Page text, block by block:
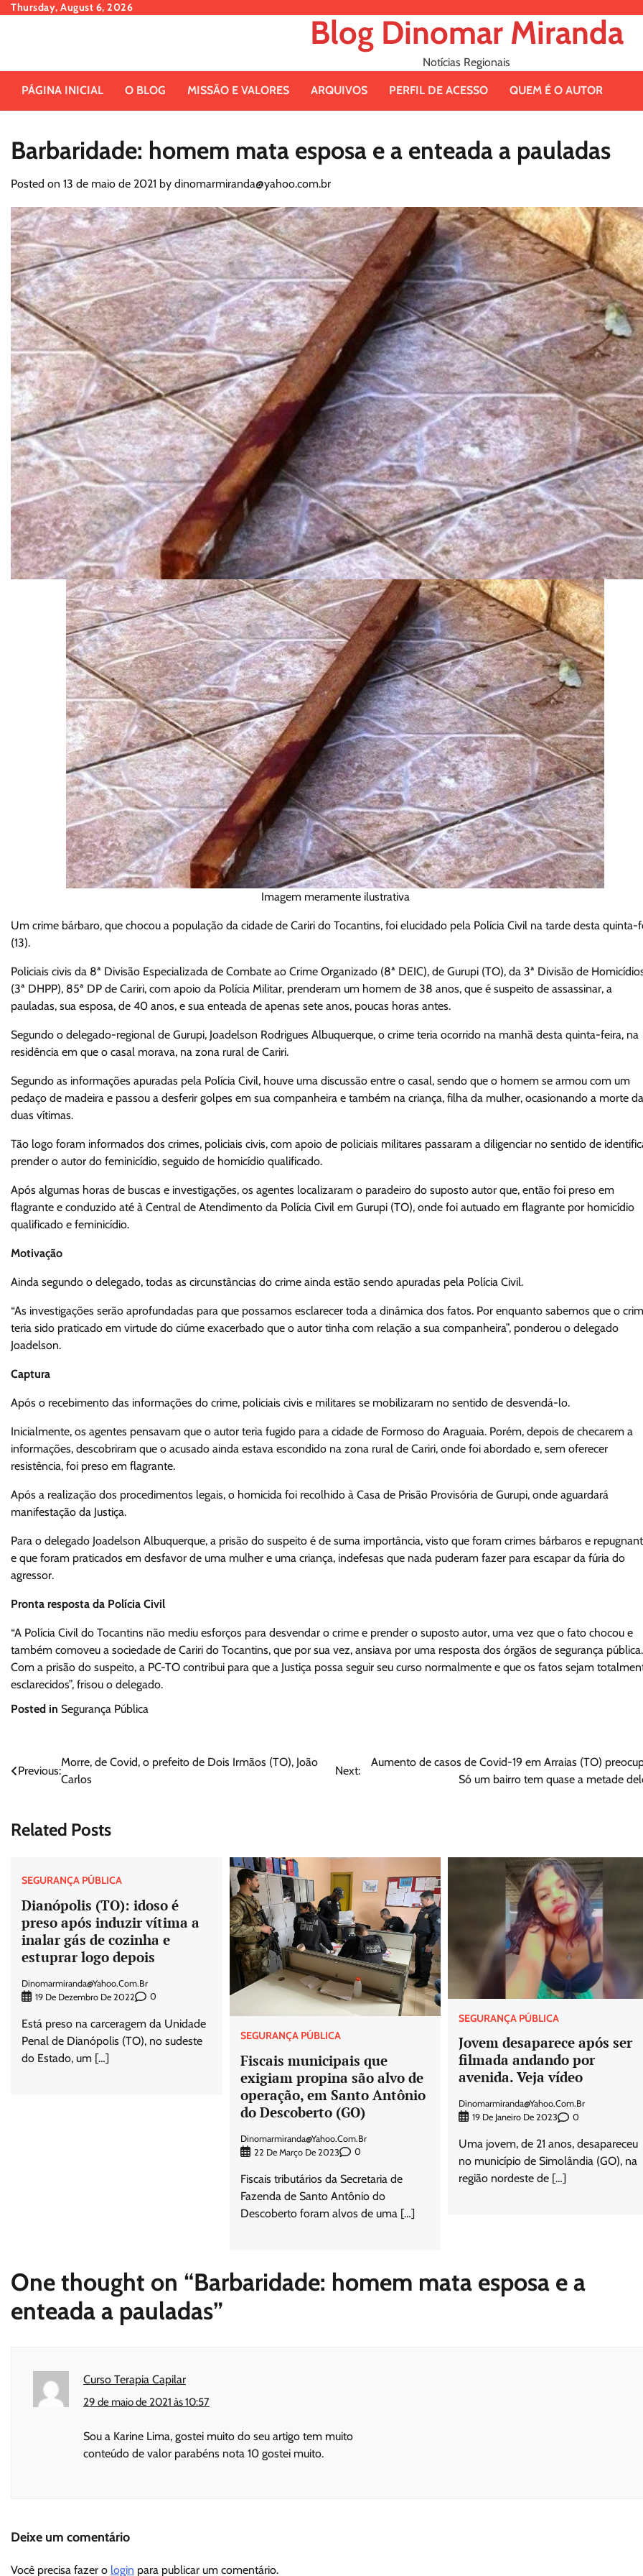
SkipThursday, August 6, 2026
Blog Dinomar Miranda
Notícias Regionais
PÁGINA INICIAL O BLOG MISSÃO E VALORES ARQUIVOS PERFIL DE ACESSO QUEM É O AUTOR
Barbaridade: homem mata esposa e a enteada a pauladas
Posted on 13 de maio de 2021 by dinomarmiranda@yahoo.com.br
Imagem meramente ilustrativa
Um crime bárbaro, que chocou a população da cidade de Cariri do Tocantins, foi elucidado pela Polícia Civil na tarde desta quinta-
(13).
Policiais civis da 8ª Divisão Especializada de Combate ao Crime Organizado (8ª DEIC), de Gurupi (TO), da 3ª Divisão de
(3ª DHPP), 85ª DP de Cariri, com apoio da Polícia Militar, prenderam um homem de 38 anos, que é suspeito de assassinar, a
pauladas, sua esposa, de 40 anos, e sua enteada de apenas sete anos, poucas horas antes.
Segundo o delegado-regional de Gurupi, Joadelson Rodrigues Albuquerque, o crime teria ocorrido na manhã desta quinta-feira, na
residência em que o casal morava, na zona rural de Cariri.
Segundo as informações apuradas pela Polícia Civil, houve uma discussão entre o casal, sendo que o homem se armou com um
pedaço de madeira e passou a desferir golpes em sua companheira e também na criança, filha da mulher, ocasionando a morte
duas vítimas.
Tão logo foram informados dos crimes, policiais civis, com apoio de policiais militares passaram a diligenciar no sentido de
prender o autor do feminicídio, seguido de homicídio qualificado.
Após algumas horas de buscas e investigações, os agentes localizaram o paradeiro do suposto autor que, então foi preso em
flagrante e conduzido até à Central de Atendimento da Polícia Civil em Gurupi (TO), onde foi autuado em flagrante por homicídio
qualificado e feminicídio.
Motivação
Ainda segundo o delegado, todas as circunstâncias do crime ainda estão sendo apuradas pela Polícia Civil.
“As investigações serão aprofundadas para que possamos esclarecer toda a dinâmica dos fatos. Por enquanto sabemos que o
teria sido praticado em virtude do ciúme exacerbado que o autor tinha com relação a sua companheira”, ponderou o delegado
Joadelson.
Captura
Após o recebimento das informações do crime, policiais civis e militares se mobilizaram no sentido de desvendá-lo.
Inicialmente, os agentes pensavam que o autor teria fugido para a cidade de Formoso do Araguaia. Porém, depois de checarem a
informações, descobriram que o acusado ainda estava escondido na zona rural de Cariri, onde foi abordado e, sem oferecer
resistência, foi preso em flagrante.
Após a realização dos procedimentos legais, o homicida foi recolhido à Casa de Prisão Provisória de Gurupi, onde aguardará
manifestação da Justiça.
Para o delegado Joadelson Albuquerque, a prisão do suspeito é de suma importância, visto que foram crimes bárbaros e
e que foram praticados em desfavor de uma mulher e uma criança, indefesas que nada puderam fazer para escapar da fúria do
agressor.
Pronta resposta da Polícia Civil
“A Polícia Civil do Tocantins não mediu esforços para desvendar o crime e prender o suposto autor, uma vez que o fato chocou e
também comoveu a sociedade de Cariri do Tocantins, que por sua vez, ansiava por uma resposta dos órgãos de segurança pública.
Com a prisão do suspeito, a PC-TO contribui para que a Justiça possa seguir seu curso normalmente e que os fatos sejam
esclarecidos”, frisou o delegado.
Posted in Segurança Pública
Navegação
Post
Previous:
Morre, de Covid, o prefeito de Dois Irmãos (TO), João
Carlos
Next:
Aumento de casos de Covid-19 em Arraias (TO)
Só um bairro tem quase a metade
Related Posts
SEGURANÇA PÚBLICA
Dianópolis (TO): idoso é
preso após induzir vítima a
inalar gás de cozinha e
estuprar logo depois
Dinomarmiranda@yahoo.com.br
19 De Dezembro De 2022
0
Está preso na carceragem da Unidade
Penal de Dianópolis (TO), no sudeste
do Estado, um […]
SEGURANÇA PÚBLICA
Fiscais municipais que
exigiam propina são alvo de
operação, em Santo Antônio
do Descoberto (GO)
Dinomarmiranda@yahoo.com.br
22 De Março De 2023
0
Fiscais tributários da Secretaria de
Fazenda de Santo Antônio do
Descoberto foram alvos de uma […]
SEGURANÇA PÚBLICA
Jovem desaparece após ser
filmada andando por
avenida. Veja vídeo
Dinomarmiranda@yahoo.com.br
19 De Janeiro De 2023
0
Uma jovem, de 21 anos, desapareceu
no município de Simolândia (GO), na
região nordeste de […]
One thought on “Barbaridade: homem mata esposa e a
enteada a pauladas”
Curso Terapia Capilar
29 de maio de 2021 às 10:57
Sou a Karine Lima, gostei muito do seu artigo tem muito
conteúdo de valor parabéns nota 10 gostei muito.
Deixe um comentário
Você precisa fazer o login para publicar um comentário.